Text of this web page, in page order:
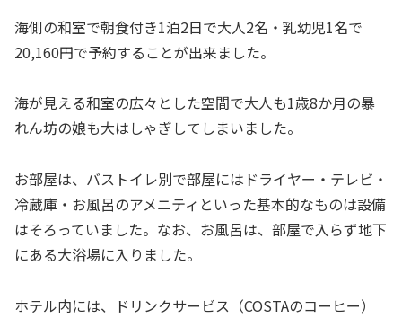
海側の和室で朝食付き1泊2日で大人2名・乳幼児1名で
20,160円で予約することが出来ました。
海が見える和室の広々とした空間で大人も1歳8か月の暴
れん坊の娘も大はしゃぎしてしまいました。
お部屋は、バストイレ別で部屋にはドライヤー・テレビ・
冷蔵庫・お風呂のアメニティといった基本的なものは設備
はそろっていました。なお、お風呂は、部屋で入らず地下
にある大浴場に入りました。
ホテル内には、ドリンクサービス（COSTAのコーヒー）